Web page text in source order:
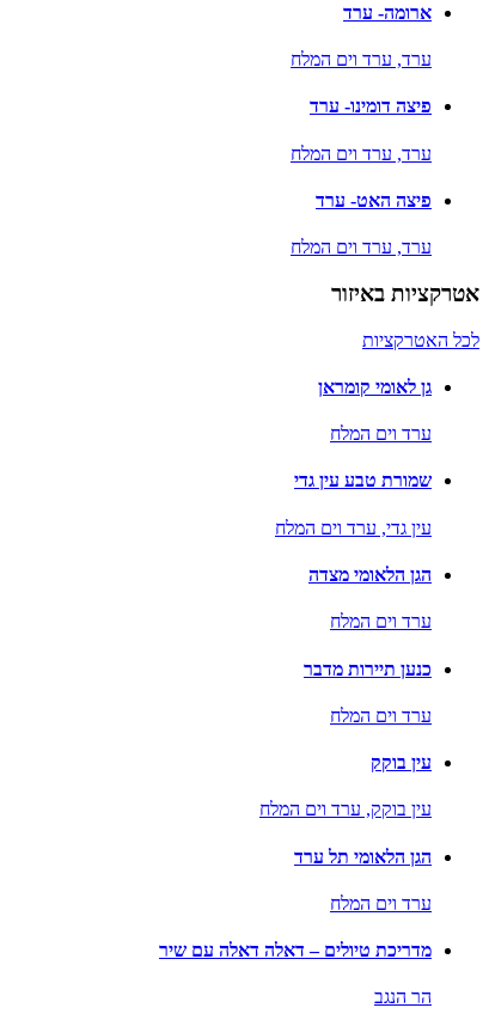
ארומה- ערד
ערד, ערד וים המלח
פיצה דומינו- ערד
ערד, ערד וים המלח
פיצה האט- ערד
ערד, ערד וים המלח
אטרקציות באיזור
לכל האטרקציות
גן לאומי קומראן
ערד וים המלח
שמורת טבע עין גדי
עין גדי, ערד וים המלח
הגן הלאומי מצדה
ערד וים המלח
כנען תיירות מדבר
ערד וים המלח
עין בוקק
עין בוקק, ערד וים המלח
הגן הלאומי תל ערד
ערד וים המלח
מדריכת טיולים – דאלה דאלה עם שיר
הר הנגב